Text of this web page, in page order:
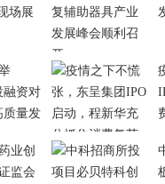
场展
融资对
质量发
业创
监会